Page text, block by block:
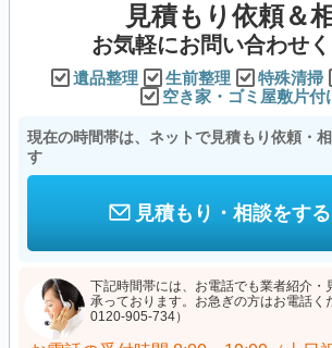
見積もり依頼＆
お気軽にお問い合わせ
遺品整理 生前整理 特殊清掃
空き家・ゴミ屋敷片付
現在の時間帯は、ネットで見積もり依頼・
す
見積もり・相談をする
下記時間帯には、お電話でも業者紹介・
承っております。お急ぎの方はお電話く
0120-905-734）